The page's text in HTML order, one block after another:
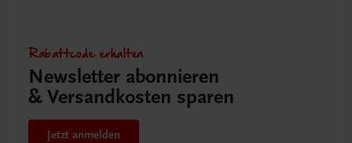
Rabattcode erhalten
Newsletter abonnieren
& Versandkosten sparen
Jetzt anmelden